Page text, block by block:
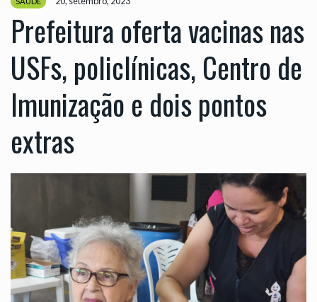
Prefeitura oferta vacinas nas
USFs, policlínicas, Centro de
Imunização e dois pontos
extras